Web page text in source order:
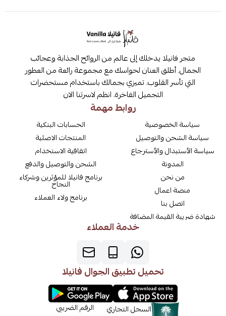
متجر فانيلا يدخلك إلى عالم من الروائح الجذابة وعجائب
الجمال. أطلق العنان لحواسك مع مجموعة رائعة من العطور
التي تأسر القلوب. تميزي بجمالك باستخدام مستحضرات
التجميل الفاخرة. انظم لاسرتنا الان
روابط مهمة
سياسة الخصوصية
سياسة الشحن والتوصيل
سياسة الأستبدال والأسترجاع
المدونة
من نحن
منصة اعمال
اتصل بنا
شهادة ضريبة القيمة المضافة
الحسابات البنكية
المنتجات الاصلية
اتفاقية الاستخدام
الشحن والتوصيل والدفع
برنامج فانيلا للمؤثرين وشركاء
النجاح
برنامج ولاء العملاء
خدمة العملاء
تحميل تطبيق الجوال فانيلا
السجل التجاري
الرقم الضريبي